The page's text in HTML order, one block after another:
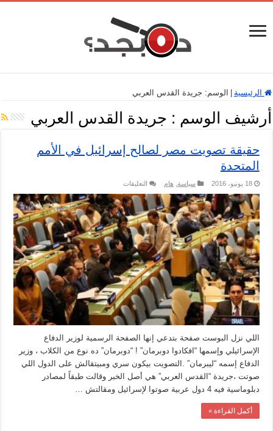
الرئيسية الوسم: جريدة القدس العربي
أرشيف الوسم : جريدة القدس العربي
حقيقة تصويت مصر لصالح إسرائيل في الأمم
المتحدة
18 يونيو، 2016 سياسة هام التعليقات
تصويت
مصر
لصالح
إسرائيل
في
الأمم
المتحدة
مغلقة
اللي نزل البوست صفحة بتدعي إنها الصفحة الرسمية لوزير الدفاع
الإسرائيلي وإسمها “افكادوا دوبرمان” ! “دوبرمان” ده نوع من الكلاب ، وزير
الدفاع إسمه “ليبرمان” .التصويت بيكون سري ومبيتقالش على الدول اللي
صوتت ،جريدة “القدس العربي” هي أصل الخبر وقالت طبقاً لمصادر
دبلوماسية فيه 4 دول عربية صوتوا لإسرائيل ومقالتش …
أكمل القراءة »